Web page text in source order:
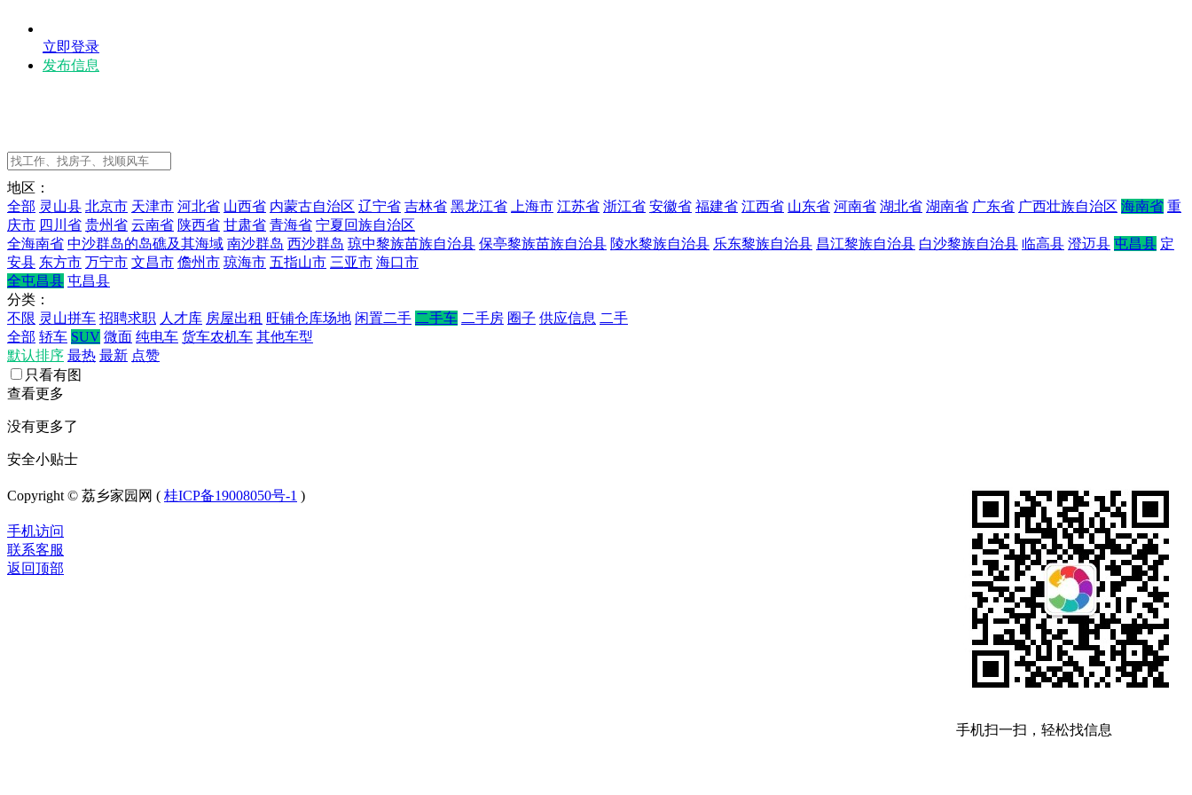
立即登录
发布信息
地区：
全部 灵山县 北京市 天津市 河北省 山西省 内蒙古自治区 辽宁省 吉林省 黑龙江省 上海市 江苏省 浙江省 安徽省 福建省 江西省 山东省 河南省 湖北省 湖南省 广东省 广西壮族自治区 海南省 重
庆市 四川省 贵州省 云南省 陕西省 甘肃省 青海省 宁夏回族自治区
全海南省 中沙群岛的岛礁及其海域 南沙群岛 西沙群岛 琼中黎族苗族自治县 保亭黎族苗族自治县 陵水黎族自治县 乐东黎族自治县 昌江黎族自治县 白沙黎族自治县 临高县 澄迈县 屯昌县 定
安县 东方市 万宁市 文昌市 儋州市 琼海市 五指山市 三亚市 海口市
全屯昌县 屯昌县
分类：
不限 灵山拼车 招聘求职 人才库 房屋出租 旺铺仓库场地 闲置二手 二手车 二手房 圈子 供应信息 二手
全部 轿车 SUV 微面 纯电车 货车农机车 其他车型
默认排序 最热 最新 点赞
只看有图
查看更多
没有更多了
安全小贴士
手机扫一扫，轻松找信息
Copyright © 荔乡家园网 ( 桂ICP备19008050号-1 )
手机访问
联系客服
返回顶部